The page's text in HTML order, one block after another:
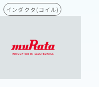
インダクタ(コイル)